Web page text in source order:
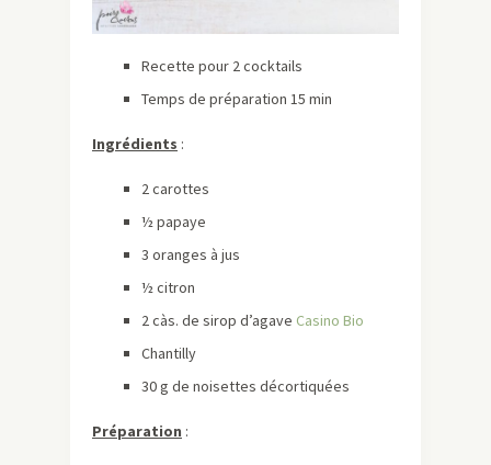
Recette pour 2 cocktails
Temps de préparation 15 min
Ingrédients :
2 carottes
½ papaye
3 oranges à jus
½ citron
2 càs. de sirop d’agave Casino Bio
Chantilly
30 g de noisettes décortiquées
Préparation :